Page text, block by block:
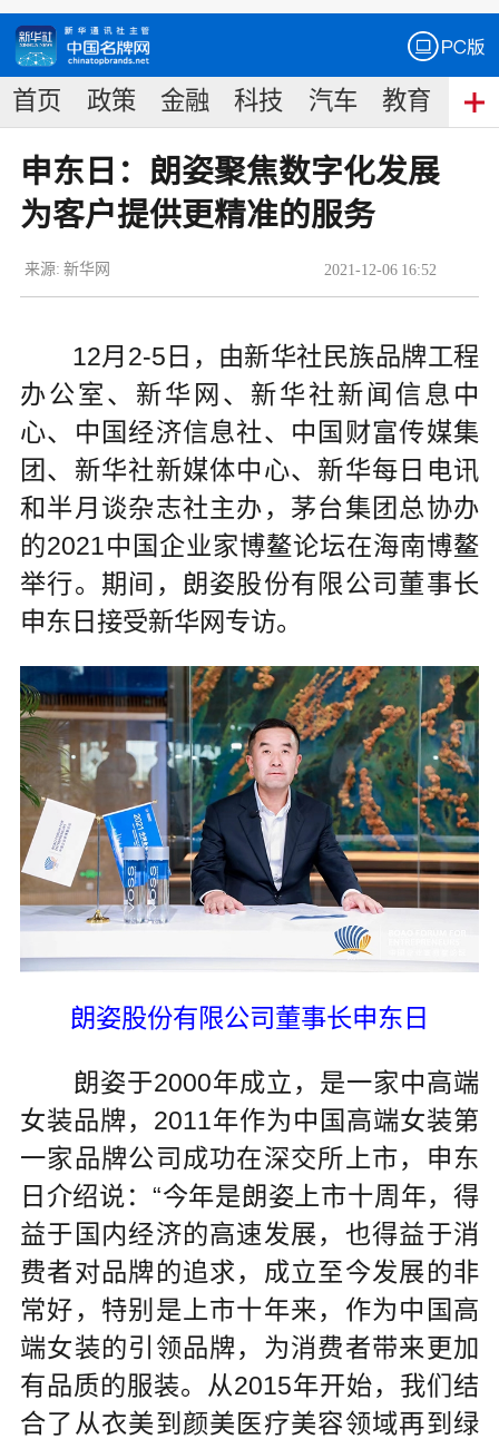
首页 政策 金融 科技 汽车 教育 食
申东日：朗姿聚焦数字化发展
为客户提供更精准的服务
2021-12-06 16:52
来源: 新华网
12月2-5日，由新华社民族品牌工程
办公室、新华网、新华社新闻信息中
心、中国经济信息社、中国财富传媒集
团、新华社新媒体中心、新华每日电讯
和半月谈杂志社主办，茅台集团总协办
的2021中国企业家博鳌论坛在海南博鳌
举行。期间，朗姿股份有限公司董事长
申东日接受新华网专访。
朗姿股份有限公司董事长申东日
朗姿于2000年成立，是一家中高端
女装品牌，2011年作为中国高端女装第
一家品牌公司成功在深交所上市，申东
日介绍说：“今年是朗姿上市十周年，得
益于国内经济的高速发展，也得益于消
费者对品牌的追求，成立至今发展的非
常好，特别是上市十年来，作为中国高
端女装的引领品牌，为消费者带来更加
有品质的服装。从2015年开始，我们结
合了从衣美到颜美医疗美容领域再到绿